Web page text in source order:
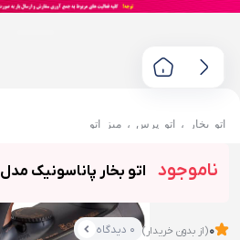
اتو بخار ، اتو پرس ، میز اتو
ناموجود اتو بخار پاناسونیک مدل NI-JU700
0(از بدون خریدار) 0 دیدگاه